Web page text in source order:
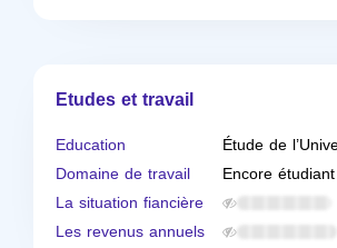
Etudes et travail
Education
Étude de
Domaine de travail
Encore étudiant
La situation fiancière
Les revenus annuels